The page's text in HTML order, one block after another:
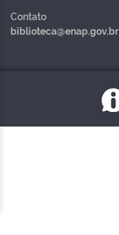
Contato
biblioteca@enap.gov.br